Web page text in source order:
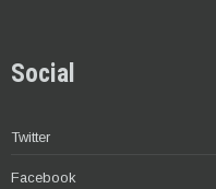
Social
Twitter
Facebook